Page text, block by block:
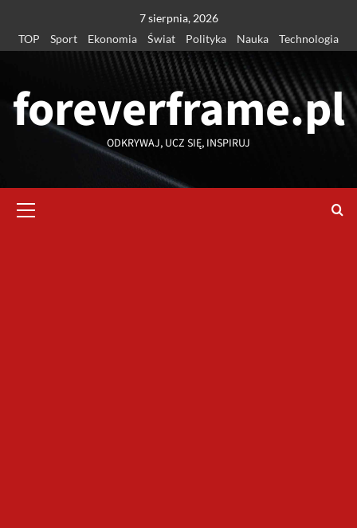
treści
7 sierpnia, 2026
TOP
Sport Ekonomia Świat Polityka Nauka Technologia
foreverframe.pl
ODKRYWAJ, UCZ SIĘ, INSPIRUJ
główne